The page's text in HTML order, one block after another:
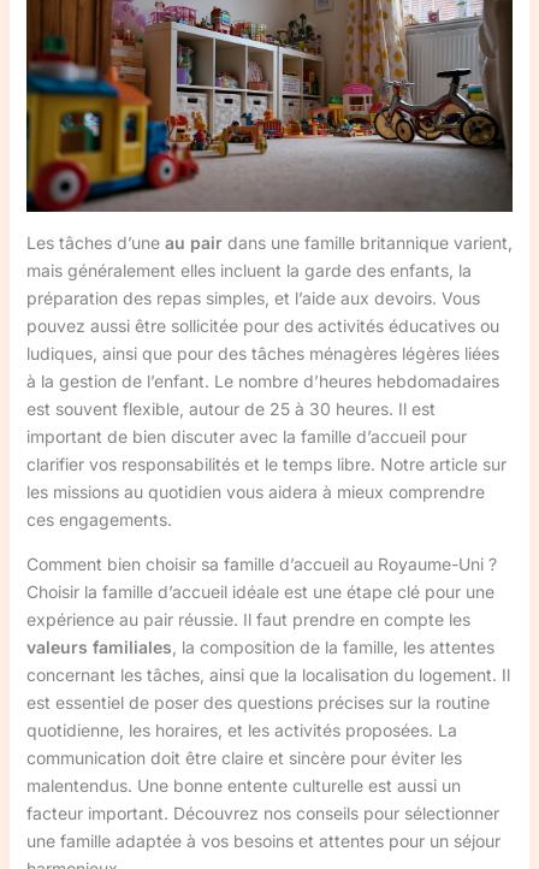
Les tâches d’une au pairdans une famille britannique varient,
mais généralement elles incluent la garde des enfants, la
préparation des repas simples, et l’aide aux devoirs. Vous
pouvez aussi être sollicitée pour des activités éducatives ou
ludiques, ainsi que pour des tâches ménagères légères liées
à la gestion de l’enfant. Le nombre d’heures hebdomadaires
est souvent flexible, autour de 25 à 30 heures. Il est
important de bien discuter avec la famille d’accueil pour
clarifier vos responsabilités et le temps libre. Notre article sur
les missions au quotidien vous aidera à mieux comprendre
ces engagements.
Comment bien choisir sa famille d’accueil au Royaume-Uni ?
Choisir la famille d’accueil idéale est une étape clé pour une
expérience au pair réussie. Il faut prendre en compte les
valeurs familiales , la composition de la famille, les attentes
concernant les tâches, ainsi que la localisation du logement. Il
est essentiel de poser des questions précises sur la routine
quotidienne, les horaires, et les activités proposées. La
communication doit être claire et sincère pour éviter les
malentendus. Une bonne entente culturelle est aussi un
facteur important. Découvrez nos conseils pour sélectionner
une famille adaptée à vos besoins et attentes pour un séjour